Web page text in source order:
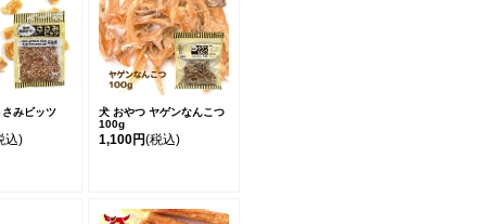
みビッツ
込)
犬 おやつ ヤゲンなんこつ
100g
1,100円(税込)